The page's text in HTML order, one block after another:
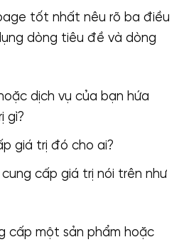
tốt nhất nêu rõ ba điều
dòng tiêu đề và dòng
dịch vụ của bạn hứa
gì?
giá trị đó cho ai?
cấp giá trị nói trên như
cấp một sản phẩm hoặc